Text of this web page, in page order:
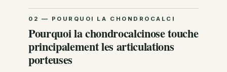
Pourquoi la chondrocalcinose touche
principalement les articulations
porteuses